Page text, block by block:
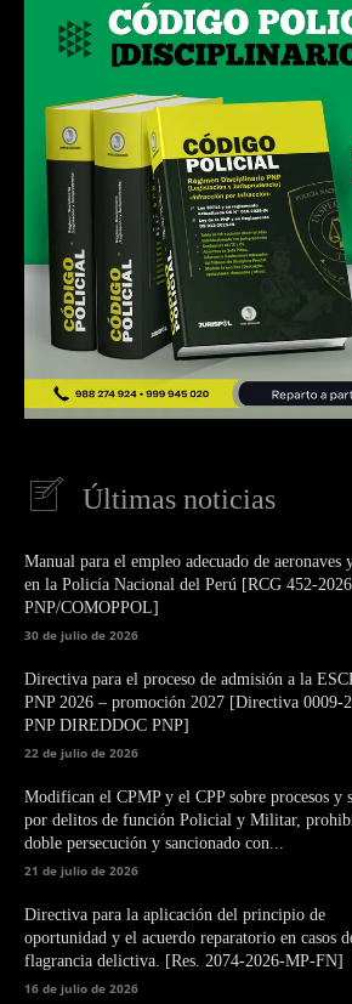
Últimas noticias
Manual para el empleo adecuado de aeronaves
en la Policía Nacional del Perú [RCG 452-
PNP/COMOPPOL]
30 de julio de 2026
Directiva para el proceso de admisión a la
PNP 2026 – promoción 2027 [Directiva 0009-
PNP DIREDDOC PNP]
22 de julio de 2026
Modifican el CPMP y el CPP sobre procesos y
por delitos de función Policial y Militar,
doble persecución y sancionado con...
21 de julio de 2026
Directiva para la aplicación del principio de
oportunidad y el acuerdo reparatorio en casos
flagrancia delictiva. [Res. 2074-2026-MP-FN]
16 de julio de 2026